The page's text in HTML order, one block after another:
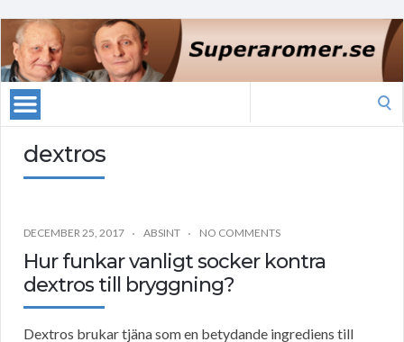
dextros
DECEMBER 25, 2017 ABSINT NO COMMENTS
Hur funkar vanligt socker kontra
dextros till bryggning?
Dextros brukar tjäna som en betydande ingrediens till